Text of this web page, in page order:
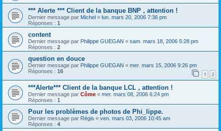
*** Alerte *** Client de la banque BNP , attention !
Dernier message par Michel « lun. mars 20, 2006 7:36 pm
Réponses : 1
content
Dernier message par Philippe GUEGAN « sam. mars 18, 2006 5:28 pm
Réponses : 2
question en douce
Dernier message par Philippe GUEGAN « mer. mars 15, 2006 9:26 pm
Réponses : 16 1 2
***Alerte*** Client de la banque LCL , attention !
Dernier message par Côme « mer. mars 08, 2006 6:24 pm
Réponses : 1
Pour les problèmes de photos de Phi_lippe.
Dernier message par Régis « ven. mars 03, 2006 10:45 am
Réponses : 4